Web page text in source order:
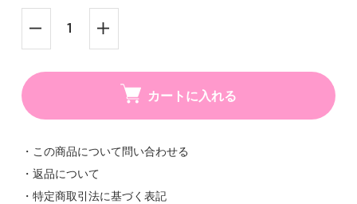
カートに入れる
・この商品について問い合わせる
・返品について
・特定商取引法に基づく表記